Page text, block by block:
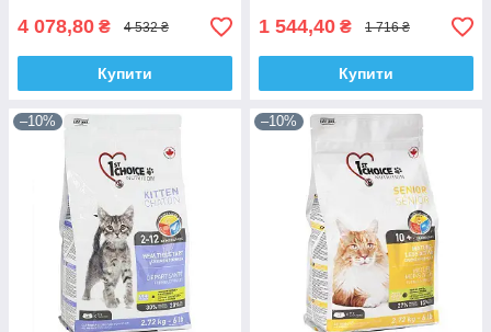
4 078,80 ₴ 4 532 ₴
Купити
1 544,40 ₴ 1 716 ₴
Купити
–10% –10%